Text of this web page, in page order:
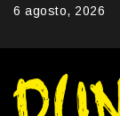
Skip6 agosto, 2026